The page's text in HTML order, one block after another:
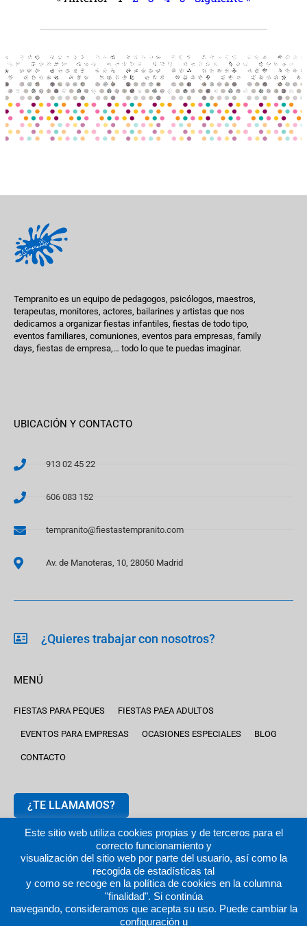
Tempranito es un equipo de pedagogos, psicólogos, maestros,
terapeutas, monitores, actores, bailarines y artistas que nos
dedicamos a organizar fiestas infantiles, fiestas de todo tipo,
eventos familiares, comuniones, eventos para empresas, family
days, fiestas de empresa,… todo lo que te puedas imaginar.
UBICACIÓN Y CONTACTO
913 02 45 22
606 083 152
tempranito@fiestastempranito.com
Av. de Manoteras, 10, 28050 Madrid
¿Quieres trabajar con nosotros?
MENÚ
FIESTAS PARA PEQUES FIESTAS PAEA ADULTOS
EVENTOS PARA EMPRESAS OCASIONES ESPECIALES BLOG
CONTACTO
¿TE LLAMAMOS?
2024 © fiestastempranito.com | Todos los derechos reservados
Aviso legal | Política de privacidad|Política de cookies
Este sitio web utiliza cookies propias y de terceros para el
correcto funcionamiento y
visualización del sitio web por parte del usuario, así como la
recogida de estadísticas tal
y como se recoge en la política de cookies en la columna
"finalidad". Si continúa
navegando, consideramos que acepta su uso. Puede cambiar la
configuración u